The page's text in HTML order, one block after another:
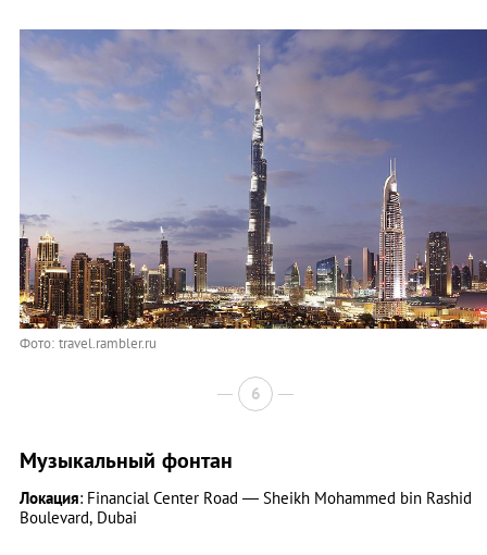
Фото: travel.rambler.ru
6
Музыкальный фонтан
Локация: Financial Center Rоаd — Sheikh Mohammed bin Rashid
Boulevard, Dubai